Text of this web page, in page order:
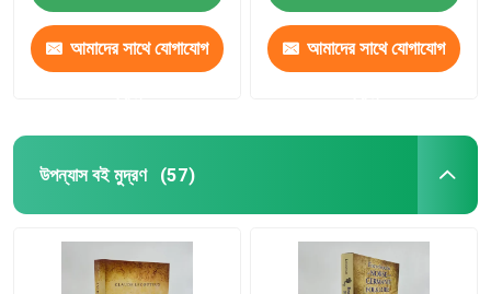
আমাদের সাথে যোগাযোগ আমাদের সাথে যোগাযোগ
উপন্যাস বই মুদ্রণ (57)